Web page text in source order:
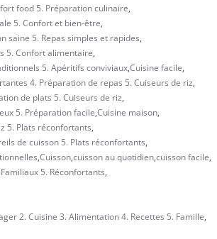
food 5. Préparation culinaire,
5. Confort et bien-être,
saine 5. Repas simples et rapides,
5. Confort alimentaire,
5. Apéritifs conviviaux,Cuisine facile,
4. Préparation de repas 5. Cuiseurs de riz,
de plats 5. Cuiseurs de riz,
5. Préparation facile,Cuisine maison,
5. Plats réconfortants,
de cuisson 5. Plats réconfortants,
,Cuisson,cuisson au quotidien,cuisson facile,
5. Réconfortants,
2. Cuisine 3. Alimentation 4. Recettes 5. Famille,